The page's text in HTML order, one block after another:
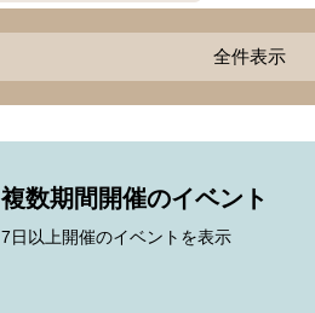
全件表示
複数期間開催のイベント
7日以上開催のイベントを表示